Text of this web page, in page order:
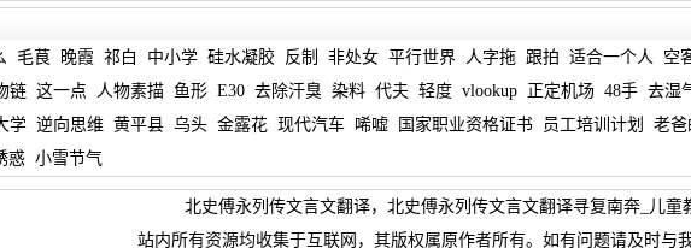
毛茛 晚霞 祁白 中小学 硅水凝胶 反制 非处女 平行世界 人字拖 跟拍 适合一个人 空
链 这一点 人物素描 鱼形 E30 去除汗臭 染料 代夫 轻度 vlookup 正定机场 48手 去湿
学 逆向思维 黄平县 乌头 金露花 现代汽车 唏嘘 国家职业资格证书 员工培训计划
老爸
惑 小雪节气
北史傅永列传文言文翻译，北史傅永列传文言文翻译寻复南奔_儿童
站内所有资源均收集于互联网，其版权属原作者所有。如有问题请及时与我